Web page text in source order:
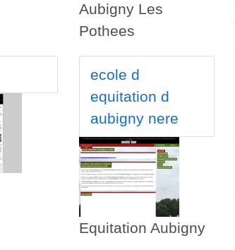
Aubigny Les
Pothees
ecole d
equitation d
aubigny nere
Equitation Aubigny